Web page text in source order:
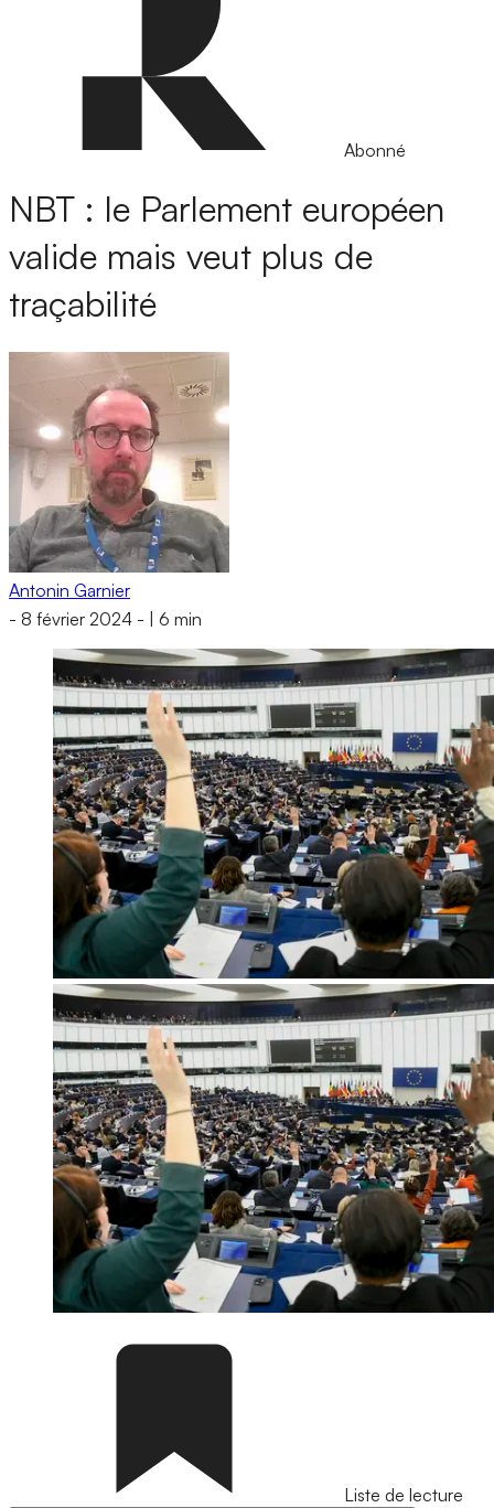
Abonné
NBT : le Parlement européen
valide mais veut plus de
traçabilité
Antonin Garnier
- 8 février 2024 - 6 min
Liste de lecture